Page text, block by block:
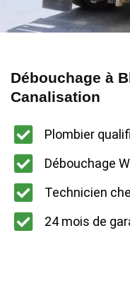
Débouchage à
Canalisation
Plombier
Débouchage
Technicien
24 mois de